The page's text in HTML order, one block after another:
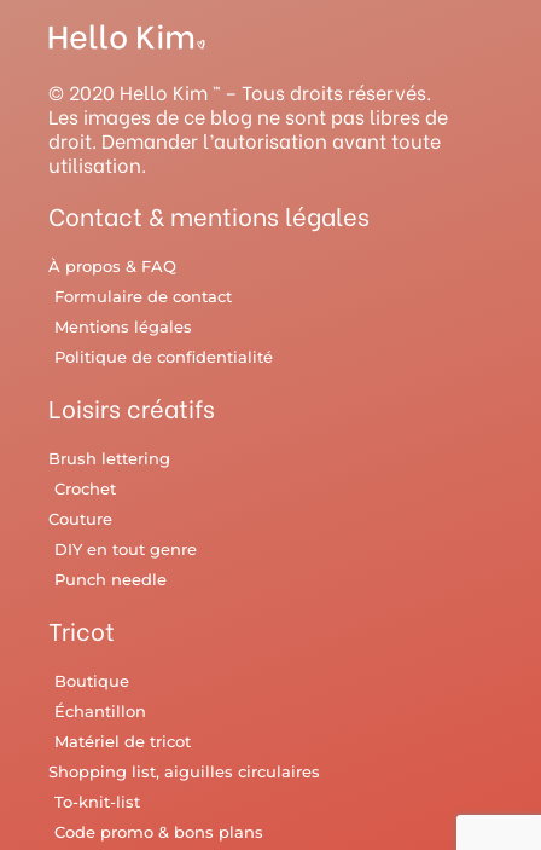
t
a
g
r
a
m
t
u
b
e
r
e
s
o
o
k
y
© 2020 Hello Kim ™ – Tous droits réservés.
Les images de ce blog ne sont pas libres de
droit. Demander l’autorisation avant toute
utilisation.
Contact & mentions légales
À propos & FAQ
Formulaire de contact
Mentions légales
Politique de confidentialité
Loisirs créatifs
Brush lettering
Crochet
Couture
DIY en tout genre
Punch needle
Tricot
Boutique
Échantillon
Matériel de tricot
Shopping list, aiguilles circulaires
To-knit-list
Code promo & bons plans